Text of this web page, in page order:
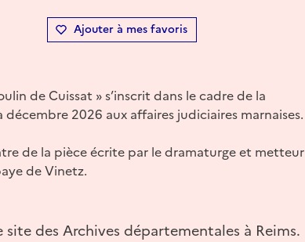
Ajouter à mes favoris
de Cuissat » s’inscrit dans le cadre de la
2026 aux affaires judiciaires marnaises.
de la pièce écrite par le dramaturge et metteur
de Vinetz.
des Archives départementales à Reims.